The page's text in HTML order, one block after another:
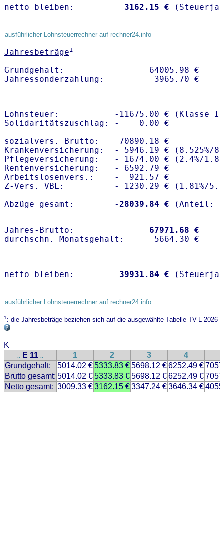
netto bleiben: 3162.15 €
ausführlicher Lohnsteuerrechner auf rechner24.info
Jahresbeträge1
Grundgehalt:                 64005.98 €
Lohnsteuer:           -11675.00 € (Klasse I)
Solidaritätszuschlag: -    0.00 €
sozialvers. Brutto:    70890.18 €
Krankenversicherung:  - 5946.19 € (8.525%/
Pflegeversicherung:   - 1674.00 € (2.4%/
Rentenversicherung:   - 6592.79 €
Arbeitslosenvers.:    -  921.57 €
Z-Vers. VBL:          - 1230.29 € ( 1.81%/
Abzüge gesamt:        -28039.84 €
Jahres-Brutto: 67971.68 €
netto bleiben: 39931.84 €
ausführlicher Lohnsteuerrechner auf rechner24.info
1: die Jahresbeträge beziehen sich auf die ausgewählte Tabelle TV-L 2026
K
.. E 11 .. 1 2 3 4
Grundgehalt:
5014.02 €5333.83 €5698.12 €6252.49 €
Brutto gesamt: 5014.02 €5333.83 €5698.12 €6252.49 €
Netto gesamt: 3009.33 €3162.15 €3347.24 €3646.34 €